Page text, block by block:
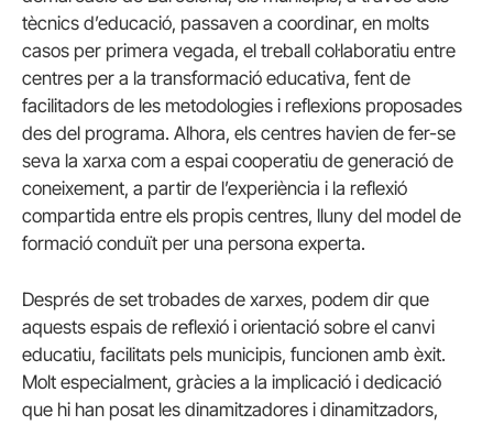
tècnics d’educació, passaven a coordinar, en molts
casos per primera vegada, el treball col·laboratiu entre
centres per a la transformació educativa, fent de
facilitadors de les metodologies i reflexions proposades
des del programa. Alhora, els centres havien de fer-se
seva la xarxa com a espai cooperatiu de generació de
coneixement, a partir de l’experiència i la reflexió
compartida entre els propis centres, lluny del model de
formació conduït per una persona experta.
Després de set trobades de xarxes, podem dir que
aquests espais de reflexió i orientació sobre el canvi
educatiu, facilitats pels municipis, funcionen amb èxit.
Molt especialment, gràcies a la implicació i dedicació
que hi han posat les dinamitzadores i dinamitzadors,